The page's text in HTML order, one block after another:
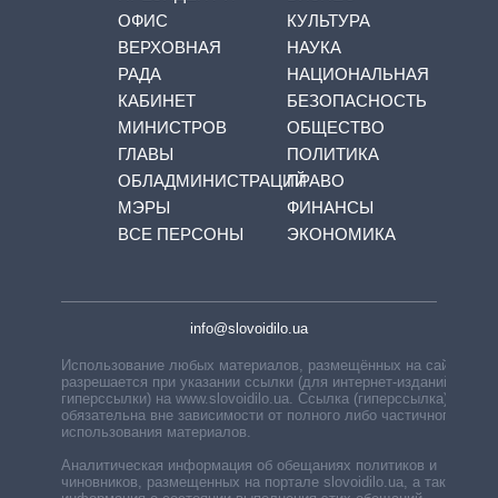
ОФИС
ВЕРХОВНАЯ
РАДА
КАБИНЕТ
МИНИСТРОВ
ГЛАВЫ
ОБЛАДМИНИСТРАЦИЙ
МЭРЫ
ВСЕ ПЕРСОНЫ
КУЛЬТУРА
НАУКА
НАЦИОНАЛЬНАЯ
БЕЗОПАСНОСТЬ
ОБЩЕСТВО
ПОЛИТИКА
ПРАВО
ФИНАНСЫ
ЭКОНОМИКА
info@slovoidilo.ua
Использование любых материалов, размещённых на сайте,
разрешается при указании ссылки (для интернет-изданий —
гиперссылки) на www.slovoidilo.ua. Ссылка (гиперссылка)
обязательна вне зависимости от полного либо частичного
использования материалов.
Аналитическая информация об обещаниях политиков и
чиновников, размещенных на портале slovoidilo.ua, а также